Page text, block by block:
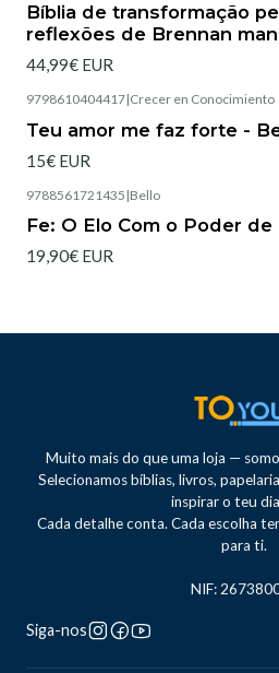
Bíblia de transformação
reflexões de Brennan
44,99€ EUR
9798610404417|Crecer en Conocimiento
Teu amor me faz forte -
15€ EUR
9788561721435 |Bello
Fe: O Elo Com o Poder de
19,90€ EUR
Muito mais do que uma loja —
Selecionamos bíblias, livros,
inspirar o teu
Cada detalhe conta. Cada escolha
para ti.
NIF:
Siga-nos